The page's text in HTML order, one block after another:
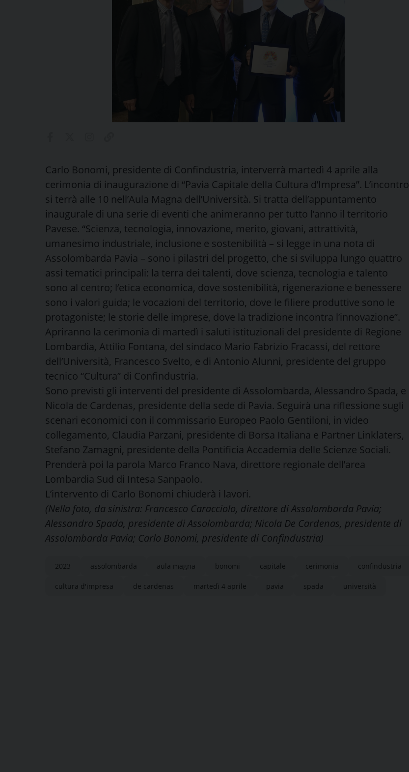
Carlo Bonomi, presidente di Confindustria, interverrà martedì 4 aprile alla
cerimonia di inaugurazione di “Pavia Capitale della Cultura d’Impresa”. L’incontro
si terrà alle 10 nell’Aula Magna dell’Università. Si tratta dell’appuntamento
inaugurale di una serie di eventi che animeranno per tutto l’anno il territorio
Pavese. “Scienza, tecnologia, innovazione, merito, giovani, attrattività,
umanesimo industriale, inclusione e sostenibilità – si legge in una nota di
Assolombarda Pavia – sono i pilastri del progetto, che si sviluppa lungo quattro
assi tematici principali: la terra dei talenti, dove scienza, tecnologia e talento
sono al centro; l’etica economica, dove sostenibilità, rigenerazione e benessere
sono i valori guida; le vocazioni del territorio, dove le filiere produttive sono le
protagoniste; le storie delle imprese, dove la tradizione incontra l’innovazione”.
Apriranno la cerimonia di martedì i saluti istituzionali del presidente di Regione
Lombardia, Attilio Fontana, del sindaco Mario Fabrizio Fracassi, del rettore
dell’Università, Francesco Svelto, e di Antonio Alunni, presidente del gruppo
tecnico “Cultura” di Confindustria.
Sono previsti gli interventi del presidente di Assolombarda, Alessandro Spada, e
Nicola de Cardenas, presidente della sede di Pavia. Seguirà una riflessione sugli
scenari economici con il commissario Europeo Paolo Gentiloni, in video
collegamento, Claudia Parzani, presidente di Borsa Italiana e Partner Linklaters,
Stefano Zamagni, presidente della Pontificia Accademia delle Scienze Sociali.
Prenderà poi la parola Marco Franco Nava, direttore regionale dell’area
Lombardia Sud di Intesa Sanpaolo.
L’intervento di Carlo Bonomi chiuderà i lavori.
(Nella foto, da sinistra: Francesco Caracciolo, direttore di Assolombarda Pavia;
Alessandro Spada, presidente di Assolombarda; Nicola De Cardenas, presidente di
Assolombarda Pavia; Carlo Bonomi, presidente di Confindustria)
2023 assolombarda aula magna bonomi capitale cerimonia confindustria
cultura d'impresa de cardenas martedì 4 aprile pavia spada università